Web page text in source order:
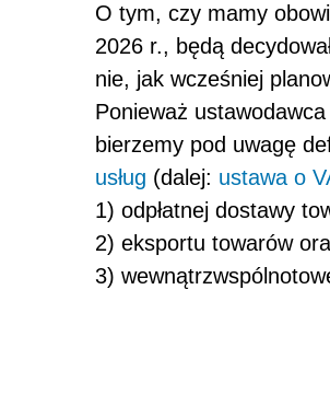
O tym, czy mamy
2026 r., będą
nie, jak wcześniej
Ponieważ
bierzemy pod uwagę
usług (dalej: ustawa o
1) odpłatnej dostawy
2) eksportu towarów
3)